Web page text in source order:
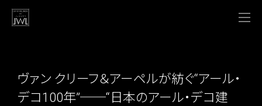
ヴァン クリーフ＆アーペルが紡ぐ“アール・
デコ100年”──“日本のアール・デコ建